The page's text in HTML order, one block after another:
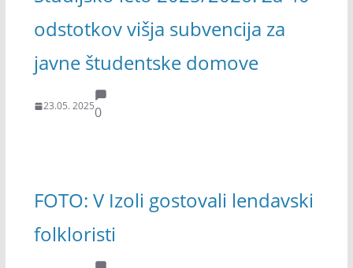
odstotkov višja subvencija za
javne študentske domove
23.05. 20250
FOTO: V Izoli gostovali lendavski
folkloristi